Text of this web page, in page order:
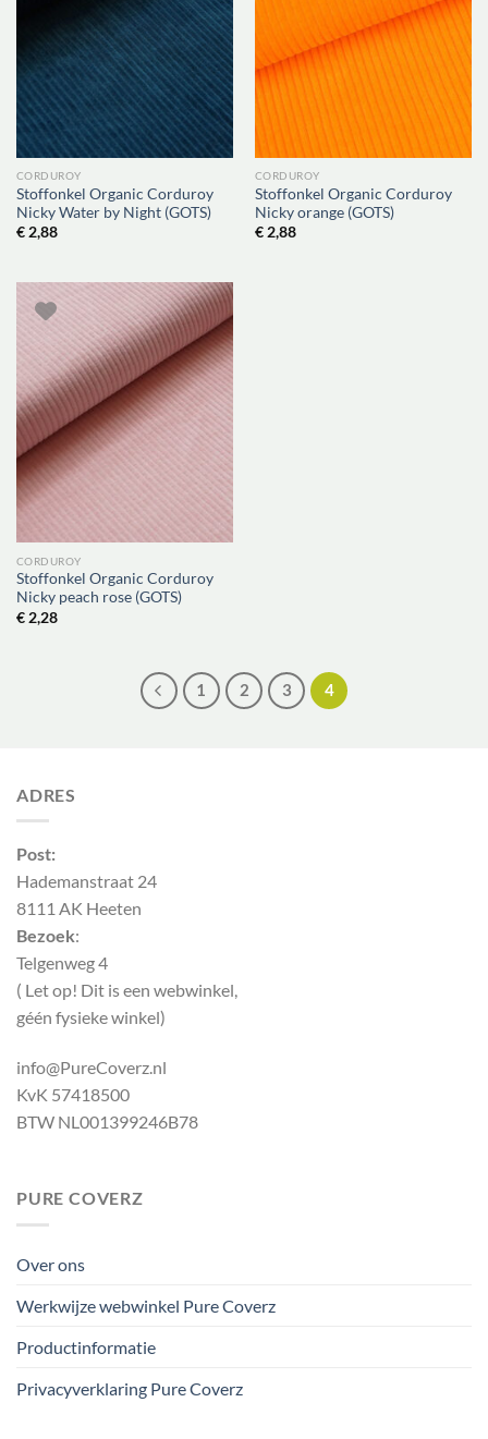
CORDUROY
Stoffonkel Organic Corduroy
Nicky Water by Night (GOTS)
€2,88
CORDUROY
Stoffonkel Organic Corduroy
Nicky orange (GOTS)
€2,88
CORDUROY
Stoffonkel Organic Corduroy
Nicky peach rose (GOTS)
€2,28
1 2 3 4
ADRES
Post:
Hademanstraat 24
8111 AK Heeten
Bezoek:
Telgenweg 4
( Let op! Dit is een webwinkel,
géén fysieke winkel)
info@PureCoverz.nl
KvK 57418500
BTW NL001399246B78
PURE COVERZ
Over ons
Werkwijze webwinkel Pure Coverz
Productinformatie
Privacyverklaring Pure Coverz